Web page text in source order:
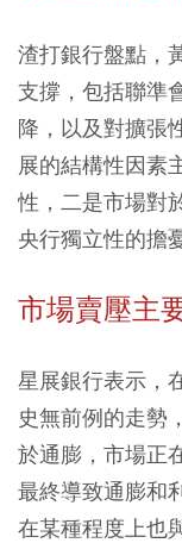
渣打銀行盤點，
支撐，包括聯準
降，以及對擴張
展的結構性因素
性，二是市場對
央行獨立性的擔
市場賣壓主
星展銀行表示，
史無前例的走勢
於通膨，市場正
最終導致通膨和
在某種程度上也